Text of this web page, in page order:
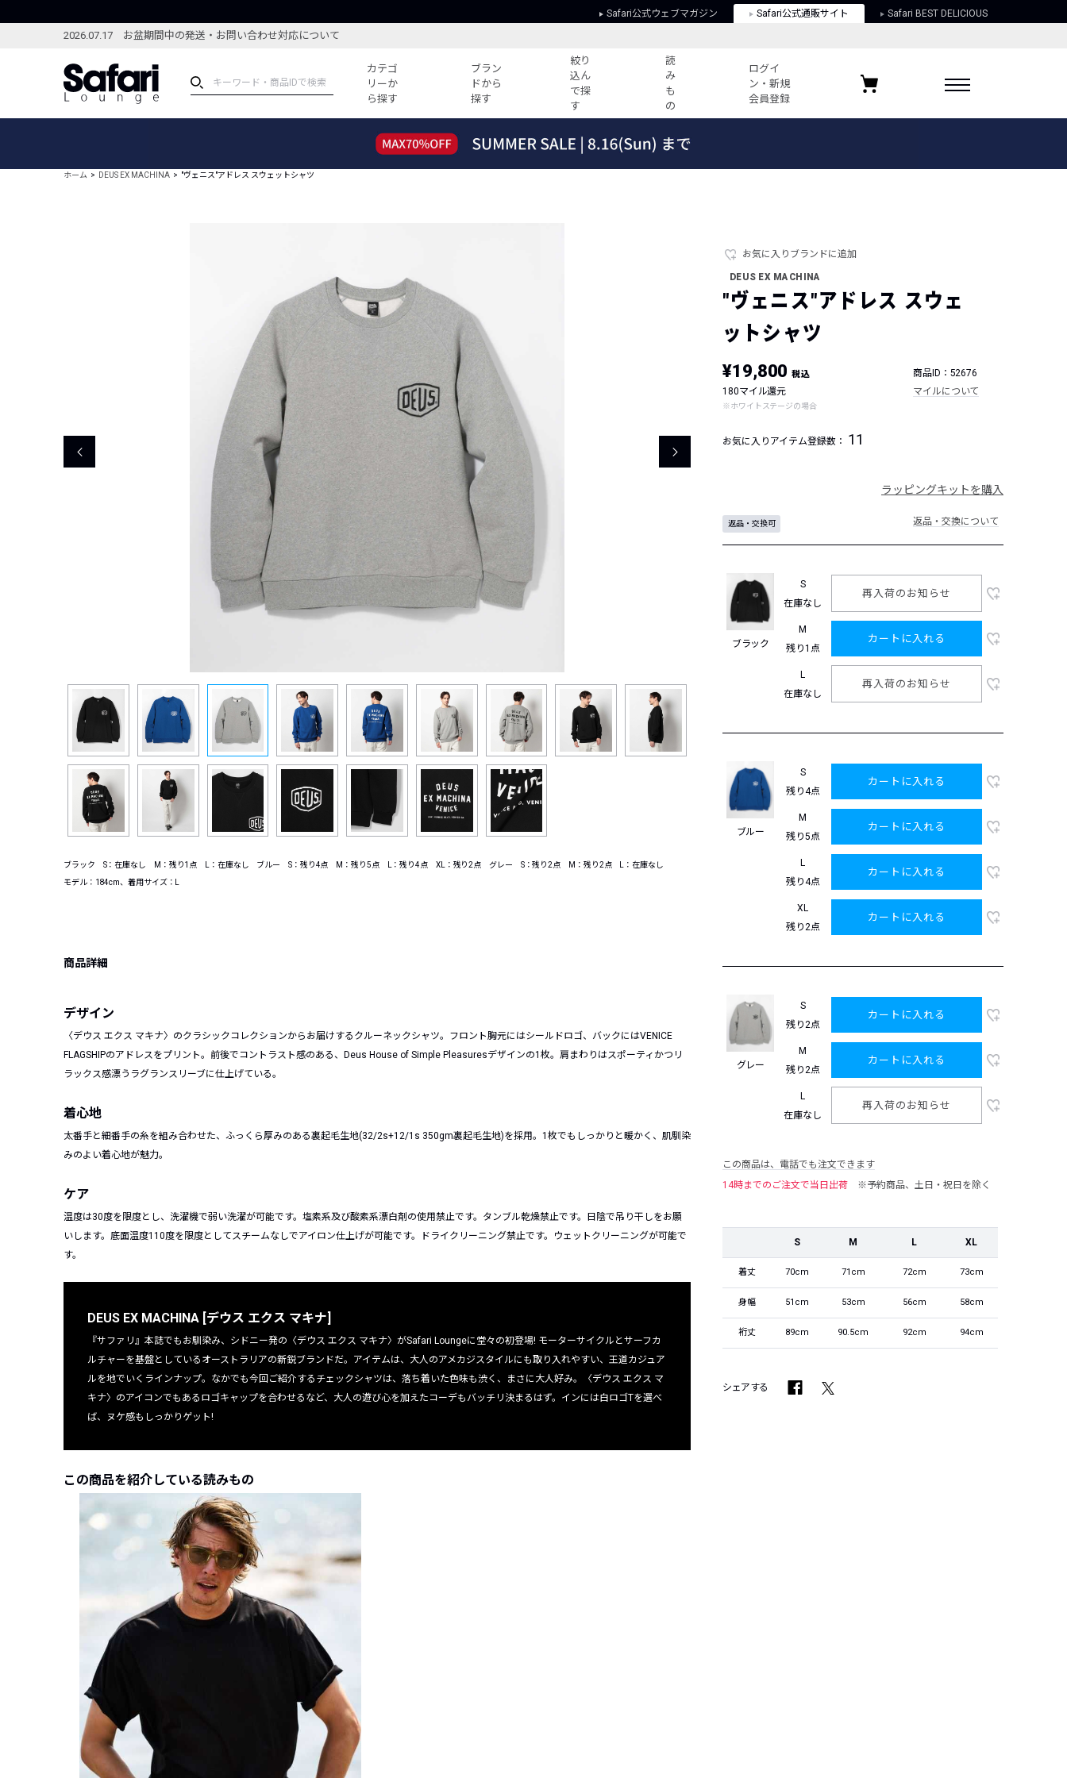
Safari公式ウェブマガジン Safari公式通販サイト Safari BEST DELICIOUS
2026.07.17 お盆期間中の発送・お問い合わせ対応について
カテゴ
リーか
ら探す
ブラン
ドから
探す
絞り
込ん
で探
す
読
み
も
の
ログイ
ン・新規
会員登録
ブランドから探す
特集記事
すべての記事
バイヤーズ レコメンド
今週の別注アイテム
ウィークリーコーデ
レコメンドアイテム
ピックアップアイテム
フォーカスブランド
セールおすすめアイテム
人気アイテム TOP 15
プライバシーポリシー
お気に入りブランド
ホーム DEUS EX MACHINA "ヴェニス"アドレス スウェットシャツ
ブラック S：在庫なし M：残り1点 L：在庫なし ブルー S：残り4点 M：残り5点 L：残り4点 XL：残り2点 グレー S：残り2点 M：残り2点 L：在庫なし
モデル：184cm、着用サイズ：L
商品詳細
デザイン
〈デウス エクス マキナ〉のクラシックコレクションからお届けするクルーネックシャツ。フロント胸元にはシールドロゴ、バックにはVENICE
FLAGSHIPのアドレスをプリント。前後でコントラスト感のある、Deus House of Simple Pleasuresデザインの1枚。肩まわりはスポーティかつリ
ラックス感漂うラグランスリーブに仕上げている。
着心地
太番手と細番手の糸を組み合わせた、ふっくら厚みのある裏起毛生地(32/2s+12/1s 350gm裏起毛生地)を採用。1枚でもしっかりと暖かく、肌馴染
みのよい着心地が魅力。
ケア
温度は30度を限度とし、洗濯機で弱い洗濯が可能です。塩素系及び酸素系漂白剤の使用禁止です。タンブル乾燥禁止です。日陰で吊り干しをお願
いします。底面温度110度を限度としてスチームなしでアイロン仕上げが可能です。ドライクリーニング禁止です。ウェットクリーニングが可能で
す。
DEUS EX MACHINA [デウス エクス マキナ]
『サファリ』本誌でもお馴染み、シドニー発の〈デウス エクス マキナ〉がSafari Loungeに堂々の初登場! モーターサイクルとサーフカ
ルチャーを基盤としているオーストラリアの新鋭ブランドだ。アイテムは、大人のアメカジスタイルにも取り入れやすい、王道カジュア
ルを地でいくラインナップ。なかでも今回ご紹介するチェックシャツは、落ち着いた色味も渋く、まさに大人好み。〈デウス エクス マ
キナ〉のアイコンでもあるロゴキャップを合わせるなど、大人の遊び心を加えたコーデもバッチリ決まるはず。インには白ロゴTを選べ
ば、ヌケ感もしっかりゲット!
この商品を紹介している読みもの
お気に入りブランドに追加
DEUS EX MACHINA
"ヴェニス"アドレス スウェ
ットシャツ
¥19,800税込
商品ID：52676
180マイル還元
※ホワイトステージの場合
マイルについて
お気に入りアイテム登録数： 11
ラッピングキットを購入
返品・交換可 返品・交換について
ブラック
S
在庫なし
再入荷のお知らせ
M
残り1点
カートに入れる
L
在庫なし
再入荷のお知らせ
ブルー
S
残り4点
カートに入れる
M
残り5点
カートに入れる
L
残り4点
カートに入れる
XL
残り2点
カートに入れる
グレー
S
残り2点
カートに入れる
M
残り2点
カートに入れる
L
在庫なし
再入荷のお知らせ
この商品は、電話でも注文できます
14時までのご注文で当日出荷
※予約商品、土日・祝日を除く
S M L XL
着丈 70cm 71cm 72cm 73cm
身幅 51cm 53cm 56cm 58cm
裄丈 89cm 90.5cm 92cm 94cm
シェアする